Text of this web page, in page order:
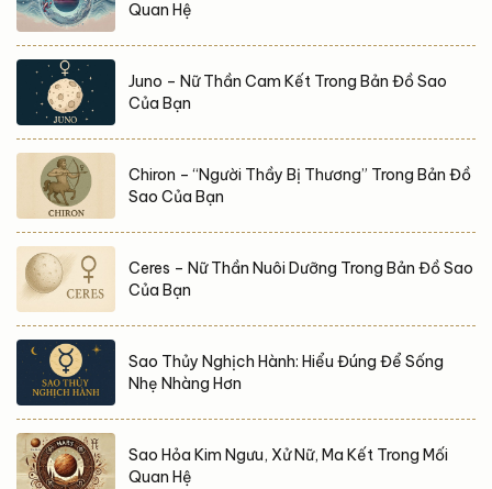
Quan Hệ
Juno – Nữ Thần Cam Kết Trong Bản Đồ Sao
Của Bạn
Chiron – “Người Thầy Bị Thương” Trong Bản Đồ
Sao Của Bạn
Ceres – Nữ Thần Nuôi Dưỡng Trong Bản Đồ Sao
Của Bạn
Sao Thủy Nghịch Hành: Hiểu Đúng Để Sống
Nhẹ Nhàng Hơn
Sao Hỏa Kim Ngưu, Xử Nữ, Ma Kết Trong Mối
Quan Hệ